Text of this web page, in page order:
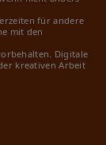
für andere
mit den
Digitale
kreativen Arbeit